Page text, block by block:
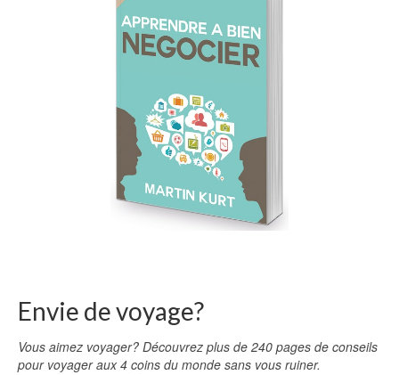
Envie de voyage?
Vous aimez voyager? Découvrez plus de 240 pages de conseils
pour voyager aux 4 coins du monde sans vous ruiner.